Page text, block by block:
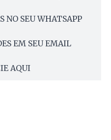
NO SEU WHATSAPP
EM SEU EMAIL
AQUI